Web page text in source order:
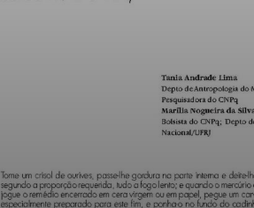
en lo
la música lo
consigue.